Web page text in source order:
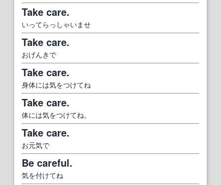
Take care.
いってらっしゃいませ
Take care.
おげんきで
Take care.
身体には気をつけてね
Take care.
体には気をつけてね。
Take care.
お元気で
Be careful.
気を付けてね